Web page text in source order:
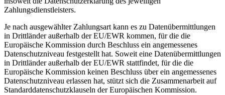
Zahlungsdienstleisters.
Je nach ausgewählter Zahlungsart kann es zu Datenübermittlungen
in Drittländer außerhalb der EU/EWR kommen, für die die
Europäische Kommission durch Beschluss ein angemessenes
Datenschutzniveau festgestellt hat. Soweit eine Datenübermittlungen
in Drittländer außerhalb der EU/EWR stattfindet, für die die
Europäische Kommission keinen Beschluss über ein angemessenes
Datenschutzniveau erlassen hat, stützt sich die Zusammenarbeit auf
Standarddatenschutzklauseln der Europäischen Kommission.